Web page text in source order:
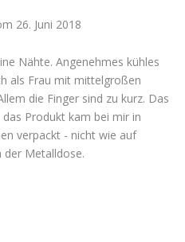
26. Juni 2018
Nähte. Angenehmes kühles
als Frau mit mittelgroßen
die Finger sind zu kurz. Das
Produkt kam bei mir in
verpackt - nicht wie auf
der Metalldose.